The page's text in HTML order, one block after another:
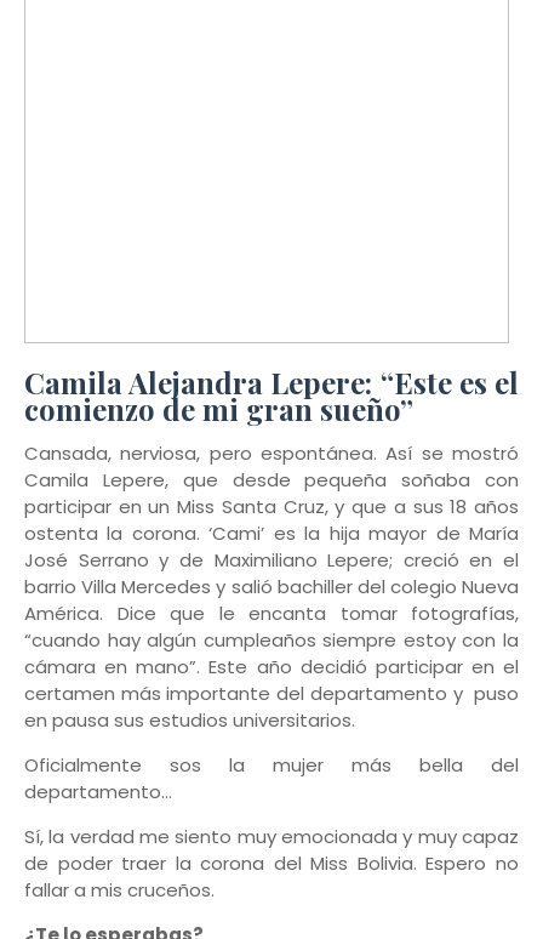
Camila Alejandra Lepere: “Este es el
comienzo de mi gran sueño”
Cansada, nerviosa, pero espontánea. Así se mostró
Camila Lepere, que desde pequeña soñaba con
participar en un Miss Santa Cruz, y que a sus 18 años
ostenta la corona. ‘Cami’ es la hija mayor de María
José Serrano y de Maximiliano Lepere; creció en el
barrio Villa Mercedes y salió bachiller del colegio Nueva
América. Dice que le encanta tomar fotografías,
“cuando hay algún cumpleaños siempre estoy con la
cámara en mano”. Este año decidió participar en el
certamen más importante del departamento y puso
en pausa sus estudios universitarios.
Oficialmente sos la mujer más bella del
departamento…
Sí, la verdad me siento muy emocionada y muy capaz
de poder traer la corona del Miss Bolivia. Espero no
fallar a mis cruceños.